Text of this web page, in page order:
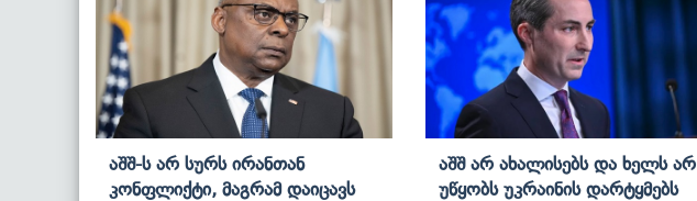
Აშშ-Ს Არ Სურს Ირანთან
Კონფლიქტი, Მაგრამ Დაიცავს
Აშშ Არ Ახალისებს Და Ხელს Არ
Უწყობს Უკრაინის Დარტყმებს